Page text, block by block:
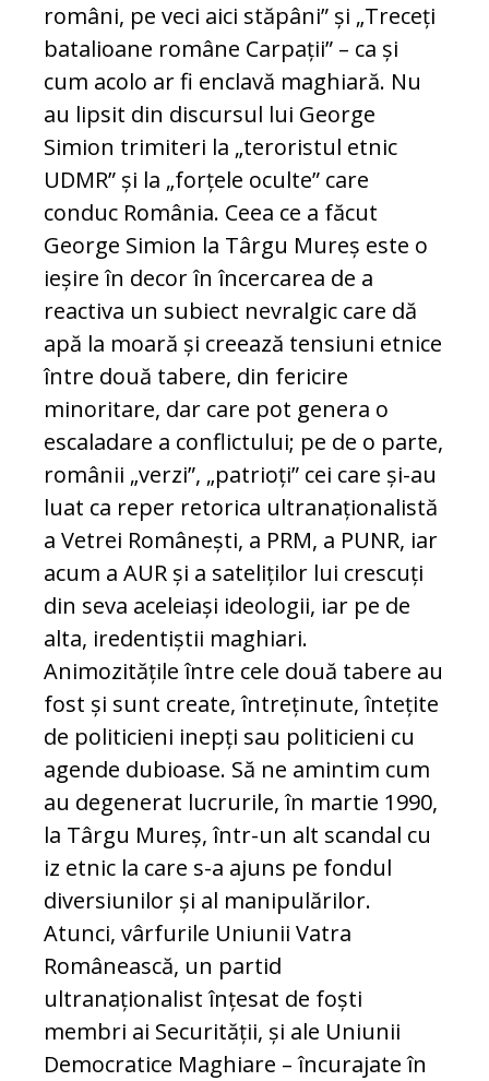
români, pe veci aici stăpâni” și „Treceți
batalioane române Carpații” – ca și
cum acolo ar fi enclavă maghiară. Nu
au lipsit din discursul lui George
Simion trimiteri la „teroristul etnic
UDMR” și la „forțele oculte” care
conduc România. Ceea ce a făcut
George Simion la Târgu Mureș este o
ieșire în decor în încercarea de a
reactiva un subiect nevralgic care dă
apă la moară și creează tensiuni etnice
între două tabere, din fericire
minoritare, dar care pot genera o
escaladare a conflictului; pe de o parte,
românii „verzi”, „patrioți” cei care și-au
luat ca reper retorica ultranaționalistă
a Vetrei Românești, a PRM, a PUNR, iar
acum a AUR și a sateliților lui crescuți
din seva aceleiași ideologii, iar pe de
alta, iredentiștii maghiari.
Animozitățile între cele două tabere au
fost și sunt create, întreținute, întețite
de politicieni inepți sau politicieni cu
agende dubioase. Să ne amintim cum
au degenerat lucrurile, în martie 1990,
la Târgu Mureș, într-un alt scandal cu
iz etnic la care s-a ajuns pe fondul
diversiunilor și al manipulărilor.
Atunci, vârfurile Uniunii Vatra
Românească, un partid
ultranaționalist înțesat de foști
membri ai Securității, și ale Uniunii
Democratice Maghiare – încurajate în